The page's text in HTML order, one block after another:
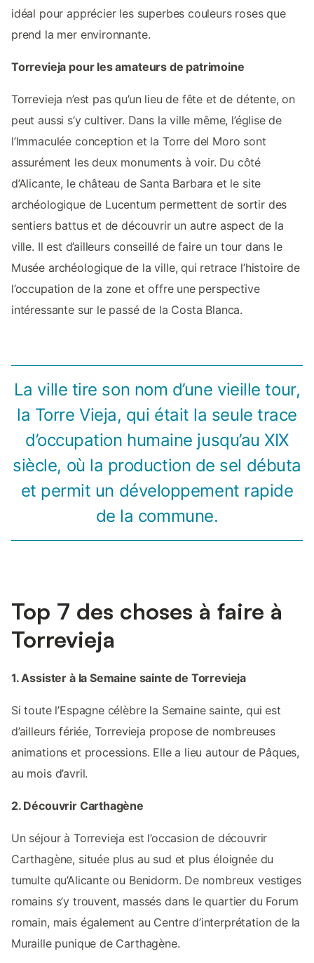
idéal pour apprécier les superbes couleurs roses que
prend la mer environnante.
Torrevieja pour les amateurs de patrimoine
Torrevieja n’est pas qu’un lieu de fête et de détente, on
peut aussi s’y cultiver. Dans la ville même, l’église de
l’Immaculée conception et la Torre del Moro sont
assurément les deux monuments à voir. Du côté
d’Alicante, le château de Santa Barbara et le site
archéologique de Lucentum permettent de sortir des
sentiers battus et de découvrir un autre aspect de la
ville. Il est d’ailleurs conseillé de faire un tour dans le
Musée archéologique de la ville, qui retrace l’histoire de
l’occupation de la zone et offre une perspective
intéressante sur le passé de la Costa Blanca.
La ville tire son nom d’une vieille tour,
la Torre Vieja, qui était la seule trace
d’occupation humaine jusqu’au XIX
siècle, où la production de sel débuta
et permit un développement rapide
de la commune.
Top 7 des choses à faire à
Torrevieja
1. Assister à la Semaine sainte de Torrevieja
Si toute l’Espagne célèbre la Semaine sainte, qui est
d’ailleurs fériée, Torrevieja propose de nombreuses
animations et processions. Elle a lieu autour de Pâques,
au mois d’avril.
2. Découvrir Carthagène
Un séjour à Torrevieja est l’occasion de découvrir
Carthagène, située plus au sud et plus éloignée du
tumulte qu’Alicante ou Benidorm. De nombreux vestiges
romains s’y trouvent, massés dans le quartier du Forum
romain, mais également au Centre d’interprétation de la
Muraille punique de Carthagène.